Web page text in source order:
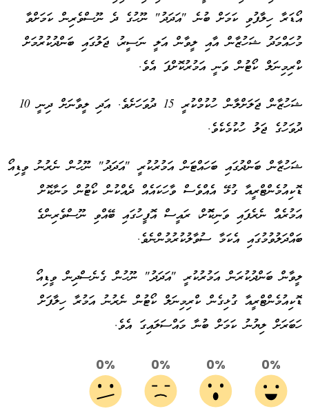
އޯޑަރާ ހިލާފުވި ކަމަށް ބުނެ "އަދަދު" ނޫހުގެ ދެ ނޫސްވެރިން ކަމަށްވާ
މުހައްމަދު ޝަހުޒާން އާއި ލީވާން އަލީ ނަސީރު، ޖަލުގައި ބަންދުކުރުމަށް
ކްރިމިނަލް ކޯޓުން ވަނީ އަމުރުކޮށްފަ އެވެ.
ޝަހުޒާން ޖަލަށްލާން ހުކުމްކުރީ 15 ދުވަހަށެވެ. އަދި ލީވާނަށް ދިނީ 10
ދުވަހުގެ ޖަލު ހުކުމެކެވެ.
ޝަހުޒާން ބަންދުގައި ބަހައްޓަން އަމުރުކުރީ "އަދަދު" ނޫހުން ނެރުނު ވީޑިއޯ
ޑޮކިއުމެންޓްރީއާ ގުޅޭ އެއްވެސް ވާހަކައެއް ދެއްކުން ކޯޓުން މަނާކޮށް
އަމުރެއް ނެރެފައި ވަނިކޮޮށް، ރައީސް އޮފީހުގައި ބޭއްވި ނޫސްވެރިންގެ
ބައްދަލުވުމުގައި އެކަމާ ސުވާލުކުރުމުންނެވެ.
ލީވާން ބަންދުކުރަން އަމުރުކުރީ "އަދަދު" ނޫހުން ގެނެސްދިން ވީޑިއޯ
ޑޮކިއުމެންޓްރީއާ ގުޅިގެން ކްރިމިނަލް ކޯޓުން ނެރުނު އަމުރާ ހިލާފަށް
ހަބަރަށް ލިޔުނު ކަމަށް ބުނާ މައްސަލައިގަ އެވެ.
0%
0%
0%
0%